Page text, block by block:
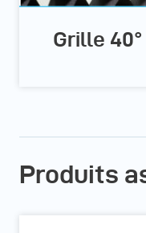
Grille
Produits